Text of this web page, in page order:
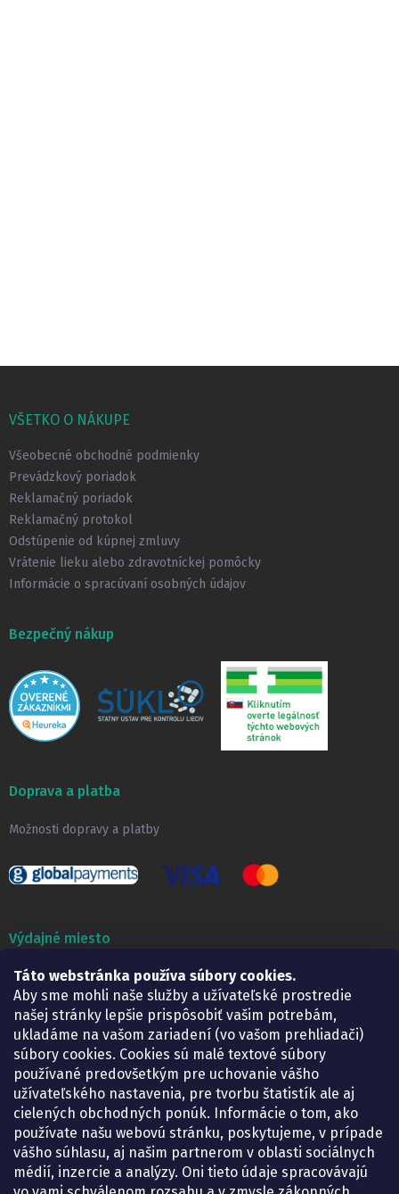
Táto webstránka používa súbory cookies.
Aby sme mohli naše služby a užívateľské prostredie
našej stránky lepšie prispôsobiť vašim potrebám,
ukladáme na vašom zariadení (vo vašom prehliadači)
súbory cookies. Cookies sú malé textové súbory
používané predovšetkým pre uchovanie vášho
užívateľského nastavenia, pre tvorbu štatistík ale aj
cielených obchodných ponúk. Informácie o tom, ako
používate našu webovú stránku, poskytujeme, v prípade
vášho súhlasu, aj našim partnerom v oblasti sociálnych
médií, inzercie a analýzy. Oni tieto údaje spracovávajú
pVŠETKO O NÁKUPE
Všeobecné obchodné podmienky
Prevádzkový poriadok
Reklamačný poriadok
Reklamačný protokol
Odstúpenie od kúpnej zmluvy
Vrátenie lieku alebo zdravotníckej pomôcky
Informácie o spracúvaní osobných údajov
Bezpečný nákup
Doprava a platba
Možnosti dopravy a platby
Výdajné miesto
Lekáreň ADONAI
Košice – Smetanova 2
Pondelok:
07.30 – 15.30 h.
Utorok:
07.30 – 16.00 h.
Streda:
07.30 – 16.00 h.
Štvrtok:
07.30 – 15.30 h.
Piatok:
07.30 – 15.30 h.
KONTAKT
eshop@lekarenadonai.sk
+421 948 203 203